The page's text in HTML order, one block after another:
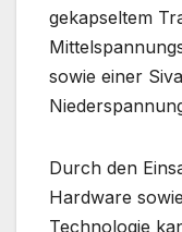
gekapseltem
sowie einer
Durch den
Hardware
Technologie